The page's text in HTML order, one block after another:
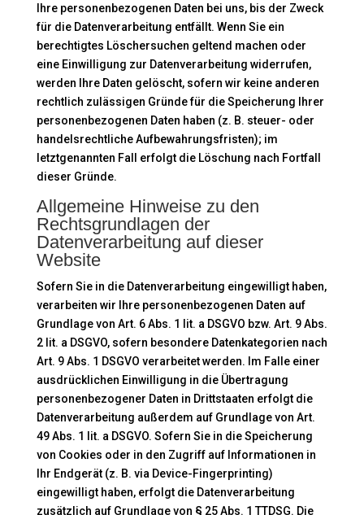
Ihre personenbezogenen Daten bei uns, bis der Zweck
für die Datenverarbeitung entfällt. Wenn Sie ein
berechtigtes Löschersuchen geltend machen oder
eine Einwilligung zur Datenverarbeitung widerrufen,
werden Ihre Daten gelöscht, sofern wir keine anderen
rechtlich zulässigen Gründe für die Speicherung Ihrer
personenbezogenen Daten haben (z. B. steuer- oder
handelsrechtliche Aufbewahrungsfristen); im
letztgenannten Fall erfolgt die Löschung nach Fortfall
dieser Gründe.
Allgemeine Hinweise zu den
Rechtsgrundlagen der
Datenverarbeitung auf dieser
Website
Sofern Sie in die Datenverarbeitung eingewilligt haben,
verarbeiten wir Ihre personenbezogenen Daten auf
Grundlage von Art. 6 Abs. 1 lit. a DSGVO bzw. Art. 9 Abs.
2 lit. a DSGVO, sofern besondere Datenkategorien nach
Art. 9 Abs. 1 DSGVO verarbeitet werden. Im Falle einer
ausdrücklichen Einwilligung in die Übertragung
personenbezogener Daten in Drittstaaten erfolgt die
Datenverarbeitung außerdem auf Grundlage von Art.
49 Abs. 1 lit. a DSGVO. Sofern Sie in die Speicherung
von Cookies oder in den Zugriff auf Informationen in
Ihr Endgerät (z. B. via Device-Fingerprinting)
eingewilligt haben, erfolgt die Datenverarbeitung
zusätzlich auf Grundlage von § 25 Abs. 1 TTDSG. Die